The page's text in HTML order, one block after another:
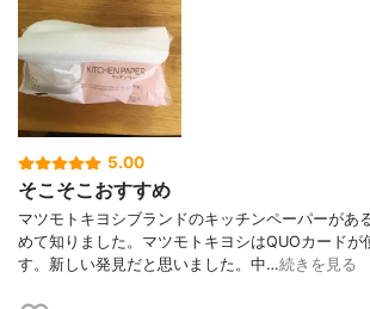
5.00
そこそこおすすめ
マツモトキヨシブランドのキッチンペーパーがあ
めて知りました。マツモトキヨシはQUOカードが
す。新しい発見だと思いました。中…続きを見る